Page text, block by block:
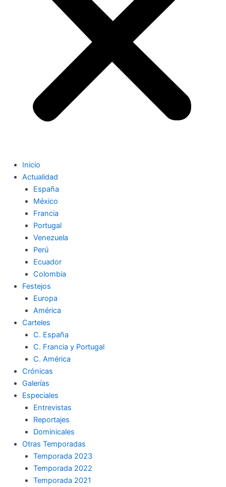
Inicio
Actualidad
España
México
Francia
Portugal
Venezuela
Perú
Ecuador
Colombia
Festejos
Europa
América
Carteles
C. España
C. Francia y Portugal
C. América
Crónicas
Galerías
Especiales
Entrevistas
Reportajes
Dominicales
Otras Temporadas
Temporada 2023
Temporada 2022
Temporada 2021